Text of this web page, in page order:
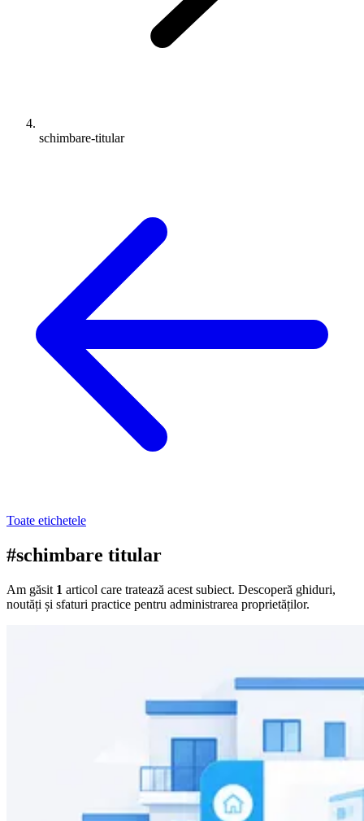
schimbare-titular
Toate etichetele
#schimbare titular
Am găsit 1 articol care tratează acest subiect. Descoperă ghiduri,
noutăți și sfaturi practice pentru administrarea proprietăților.